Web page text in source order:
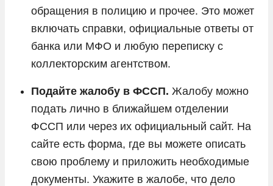
обращения в полицию и прочее. Это может
включать справки, официальные ответы от
банка или МФО и любую переписку с
коллекторским агентством.
Подайте жалобу в ФССП. Жалобу можно
подать лично в ближайшем отделении
ФССП или через их официальный сайт. На
сайте есть форма, где вы можете описать
свою проблему и приложить необходимые
документы. Укажите в жалобе, что дело